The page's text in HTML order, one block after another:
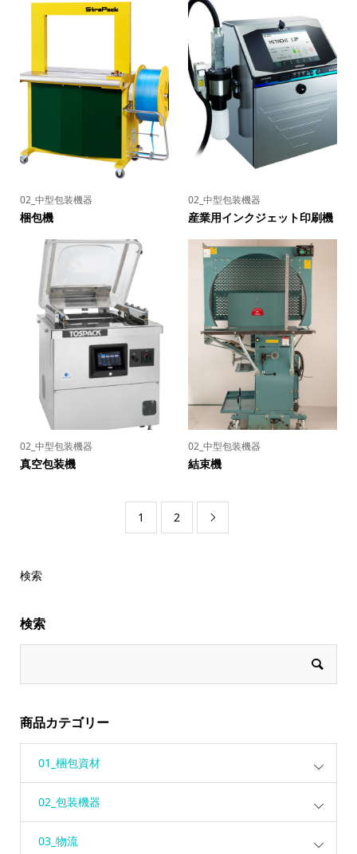
02_中型包装機器
梱包機
02_中型包装機器
産業用インクジェット印刷機
02_中型包装機器
真空包装機
02_中型包装機器
結束機
1 2 
検索
検索
商品カテゴリー
01_梱包資材
02_包装機器
03_物流